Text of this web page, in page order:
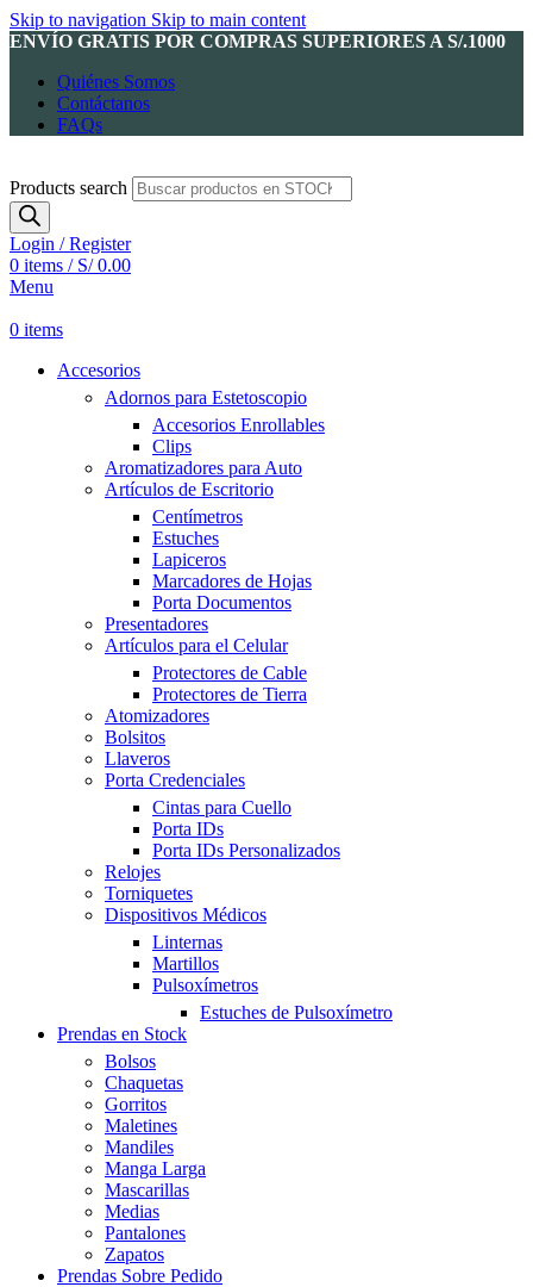
Skip to navigation Skip to main content
ENVÍO GRATIS POR COMPRAS SUPERIORES A S/.1000
Quiénes Somos
Contáctanos
FAQs
Products search
Login / Register
0 items / S/0.00
Menu
0 items
Accesorios
Adornos para Estetoscopio
Accesorios Enrollables
Clips
Aromatizadores para Auto
Artículos de Escritorio
Centímetros
Estuches
Lapiceros
Marcadores de Hojas
Porta Documentos
Presentadores
Artículos para el Celular
Protectores de Cable
Protectores de Tierra
Atomizadores
Bolsitos
Llaveros
Porta Credenciales
Cintas para Cuello
Porta IDs
Porta IDs Personalizados
Relojes
Torniquetes
Dispositivos Médicos
Linternas
Martillos
Pulsoxímetros
Estuches de Pulsoxímetro
Prendas en Stock
Bolsos
Chaquetas
Gorritos
Maletines
Mandiles
Manga Larga
Mascarillas
Medias
Pantalones
Zapatos
Prendas Sobre Pedido